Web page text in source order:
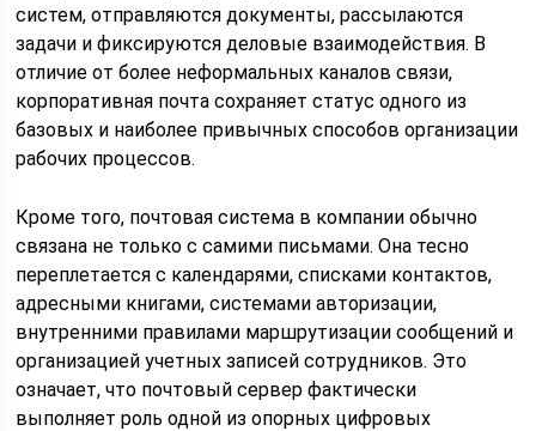
систем, отправляются документы, рассылаются
задачи и фиксируются деловые взаимодействия. В
отличие от более неформальных каналов связи,
корпоративная почта сохраняет статус одного из
базовых и наиболее привычных способов организации
рабочих процессов.
Кроме того, почтовая система в компании обычно
связана не только с самими письмами. Она тесно
переплетается с календарями, списками контактов,
адресными книгами, системами авторизации,
внутренними правилами маршрутизации сообщений и
организацией учетных записей сотрудников. Это
означает, что почтовый сервер фактически
выполняет роль одной из опорных цифровых